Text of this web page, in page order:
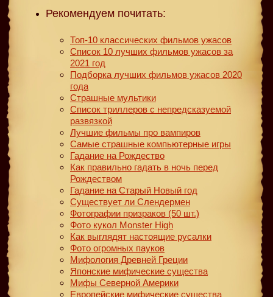
Рекомендуем почитать:
Топ-10 классических фильмов ужасов
Список 10 лучших фильмов ужасов за
2021 год
Подборка лучших фильмов ужасов 2020
года
Страшные мультики
Список триллеров с непредсказуемой
развязкой
Лучшие фильмы про вампиров
Самые страшные компьютерные игры
Гадание на Рождество
Как правильно гадать в ночь перед
Рождеством
Гадание на Старый Новый год
Существует ли Слендермен
Фотографии призраков (50 шт.)
Фото кукол Monster High
Как выглядят настоящие русалки
Фото огромных пауков
Мифология Древней Греции
Японские мифические существа
Мифы Северной Америки
Европейские мифические существа